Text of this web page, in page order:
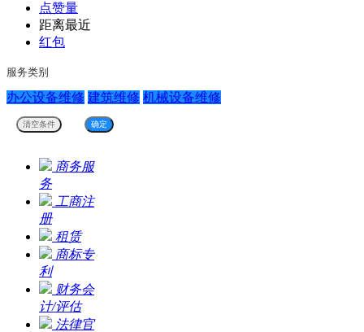
点赞量
距离最近
红包
服务类别
办公设备维修 建筑维修 机械设备维修
商务服
务
工商注
册
租赁
商标专
利
财务会
计/评估
法律官